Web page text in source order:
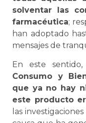
solventar las
farmacéutica;
han adoptado
mensajes de
En este sentido,
Consumo y
que ya no hay
este producto
las